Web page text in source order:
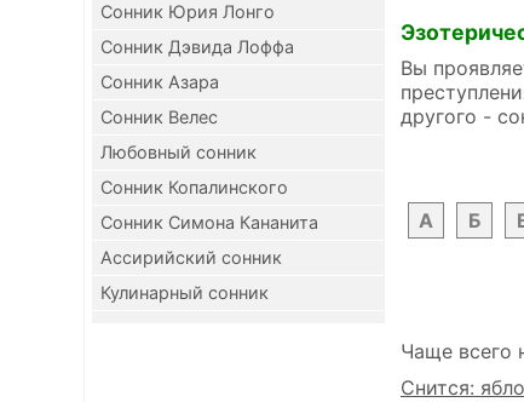
Сонник Юрия Лонго
Сонник Дэвида Лоффа
Сонник Азара
Сонник Велес
Любовный сонник
Сонник Копалинского
Сонник Симона Кананита
Ассирийский сонник
Кулинарный сонник
Вы
другого -
А
Б
Чаще всего
Снится: